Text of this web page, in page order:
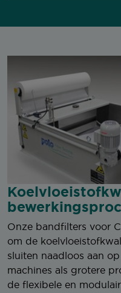
Onze bandfilters voor
om de
sluiten naadloos aan
machines als grotere
de flexibele en